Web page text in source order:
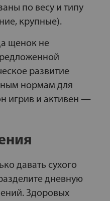
по весу и типу
крупные).
щенок не
развитие
нормам для
игрив и активен —
давать сухого
дневную
Здоровых